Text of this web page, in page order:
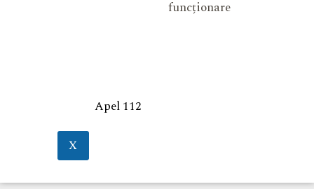
funcționare
Apel 112
X